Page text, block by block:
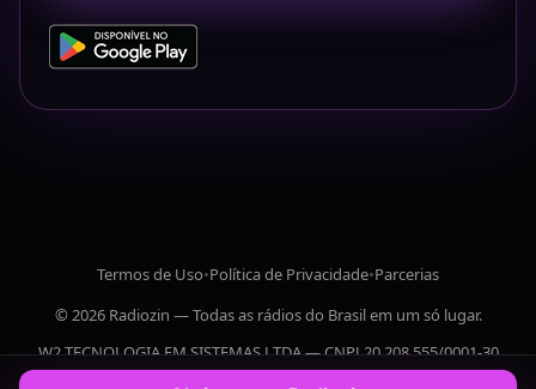
Termos de Uso•Política de Privacidade•Parcerias
© 2026 Radiozin — Todas as rádios do Brasil em um só lugar.
W2 TECNOLOGIA EM SISTEMAS LTDA — CNPJ 20.208.555/0001-30